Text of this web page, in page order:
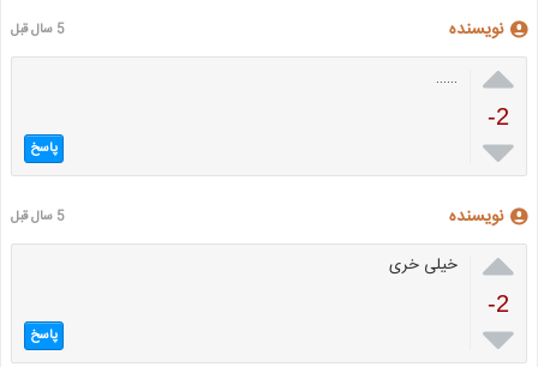
نویسنده 5 سال قبل

-2

……
پاسخ
نویسنده 5 سال قبل

-2

خیلی خری
پاسخ